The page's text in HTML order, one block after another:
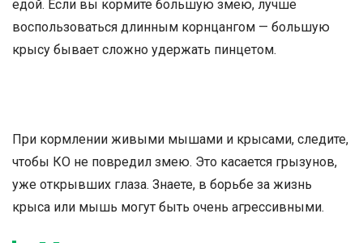
едой. Если вы кормите большую змею, лучше
воспользоваться длинным корнцангом — большую
крысу бывает сложно удержать пинцетом.
При кормлении живыми мышами и крысами, следите,
чтобы КО не повредил змею. Это касается грызунов,
уже открывших глаза. Знаете, в борьбе за жизнь
крыса или мышь могут быть очень агрессивными.